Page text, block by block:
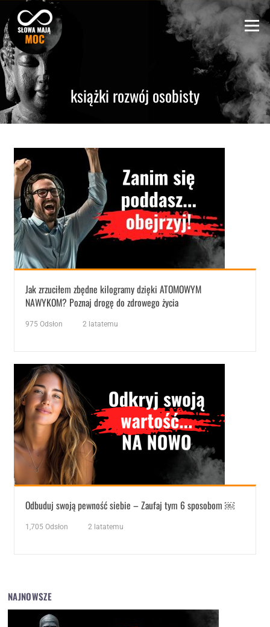
content
Menu
książki rozwój osobisty
Jak zrzuciłem zbędne kilogramy dzięki ATOMOWYM
NAWYKOM? Poznaj drogę do zdrowego życia
975 Odsłon 2 latatemu
Odbuduj swoją pewność siebie – Zaufaj tym 6 sposobom ￼
1,705 Odsłon 2 latatemu
NAJNOWSZE